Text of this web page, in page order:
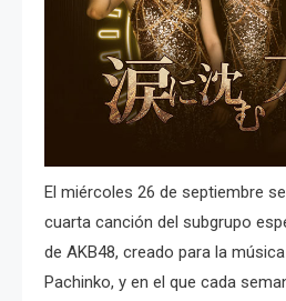
El miércoles 26 de septiembre
cuarta canción del subgrupo
de AKB48, creado para la
Pachinko, y en el que cada